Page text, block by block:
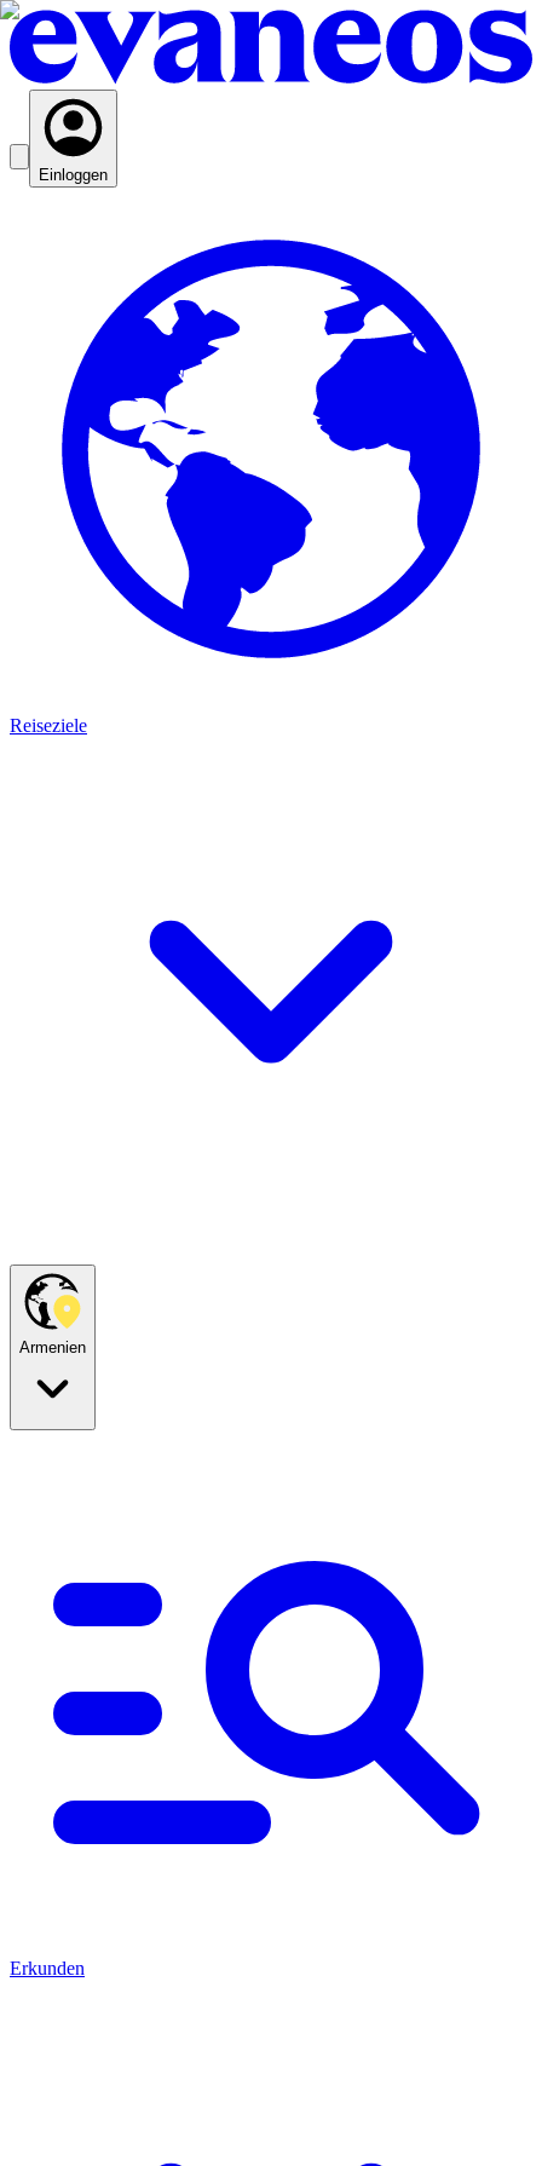
Einloggen
Reiseziele
Armenien
Erkunden